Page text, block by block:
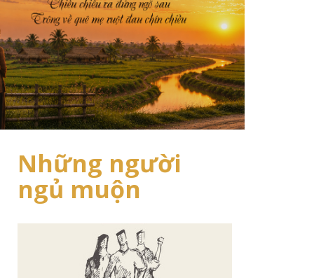
Những người
ngủ muộn